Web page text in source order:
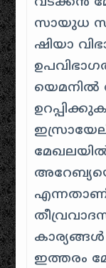
സായുധ
ഷിയാ
യെമനിൽ
ഇത്തരം